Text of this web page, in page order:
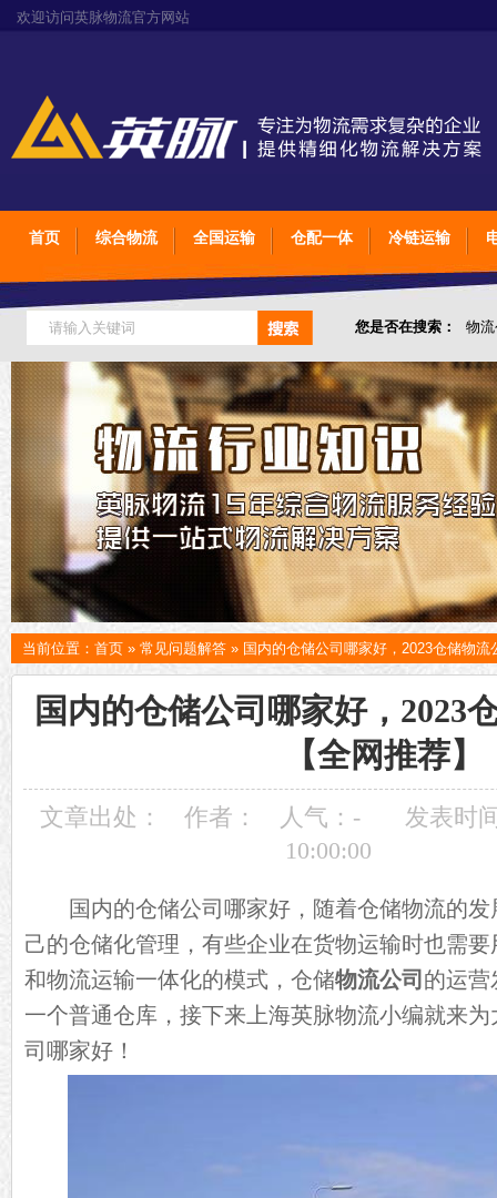
欢迎访问英脉物流官方网站
首页 综合物流 全国运输 仓配一体 冷链运输
您是否在搜索： 物
仓储综合专业定制物
当前位置： 首页 » 常见问题解答 » 国内的仓储公司哪家好，2023仓储物
国内的仓储公司哪家好，2023
【全网推荐】
文章出处： 作者： 人气： -
发表时
10:00:00
国内的仓储公司哪家好，随着仓储物流的发
己的仓储化管理，有些企业在货物运输时也需
和物流运输一体化的模式，仓储物流公司 的运营
一个普通仓库，接下来上海英脉物流小编就来
司哪家好！